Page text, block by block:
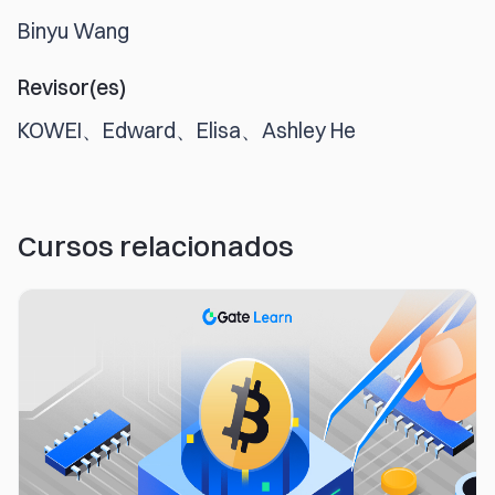
Binyu Wang
Revisor(es)
KOWEI、Edward、Elisa、Ashley He
Cursos relacionados